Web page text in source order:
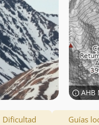
AHB
Dificultad Guías